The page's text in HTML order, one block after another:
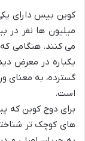
کوین بیس دارای
می کنند. هنگامی
یکباره در معرض
گسترده، به معنای
است.
برای دوج کوین که
های کوچک تر